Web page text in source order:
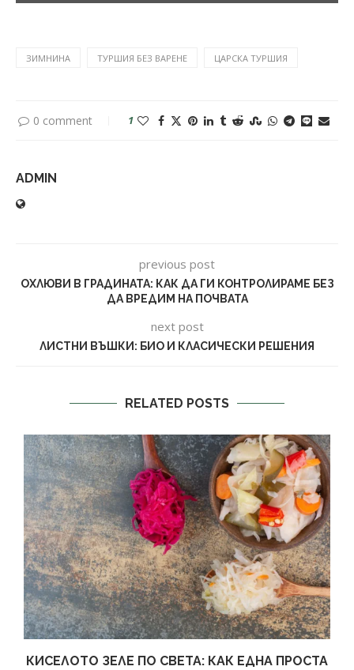
ЗИМНИНА ТУРШИЯ БЕЗ ВАРЕНЕ ЦАРСКА ТУРШИЯ
0 comment 1
ADMIN
previous post
ОХЛЮВИ В ГРАДИНАТА: КАК ДА ГИ КОНТРОЛИРАМЕ БЕЗ
ДА ВРЕДИМ НА ПОЧВАТА
next post
ЛИСТНИ ВЪШКИ: БИО И КЛАСИЧЕСКИ РЕШЕНИЯ
RELATED POSTS
КИСЕЛОТО ЗЕЛЕ ПО СВЕТА: КАК ЕДНА ПРОСТА